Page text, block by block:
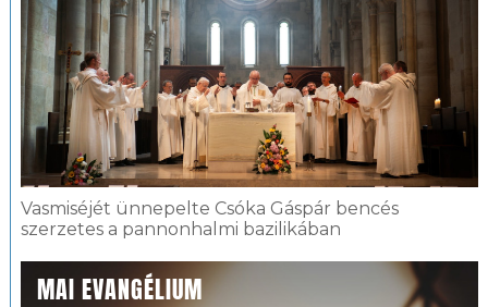
Vasmiséjét ünnepelte Csóka Gáspár bencés
szerzetes a pannonhalmi bazilikában
MAI EVANGÉLIUM